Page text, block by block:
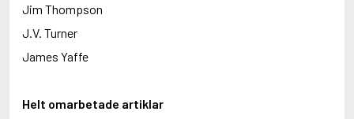
Jim Thompson
J.V. Turner
James Yaffe
Helt omarbetade artiklar